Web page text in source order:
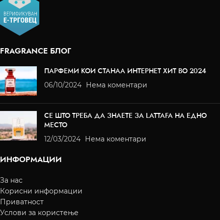
FRAGRANCE БЛОГ
ПАРФЕМИ КОИ СТАНАА ИНТЕРНЕТ ХИТ ВО 2024
06/10/2024 Нема коментари
СЕ ШТО ТРЕБА ДА ЗНАЕТЕ ЗА LATTAFA НА ЕДНО
МЕСТО
12/03/2024 Нема коментари
ИНФОРМАЦИИ
За нас
Корисни информации
Приватност
Услови за користење